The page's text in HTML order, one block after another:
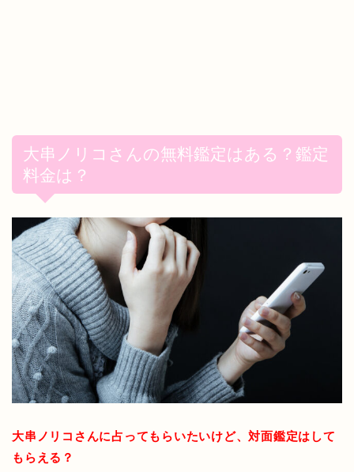
大串ノリコさんの無料鑑定はある？鑑定
料金は？
大串ノリコさんに占ってもらいたいけど、対面鑑定はして
もらえる？